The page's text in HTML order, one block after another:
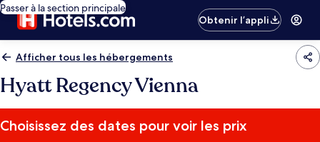
Passer à la section principale
Obtenir l’appli
Afficher tous les hébergements
Hyatt Regency Vienna
Choisissez des dates pour voir les prix